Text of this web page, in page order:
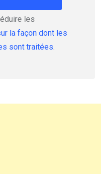
les
la façon dont les
sont traitées.